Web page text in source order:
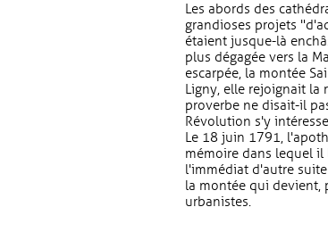
Les abords des
grandioses projets
étaient jusque-là
plus dégagée vers la
escarpée, la montée
Ligny, elle rejoignait la
proverbe ne disait-il
Révolution s'y
Le 18 juin 1791,
mémoire dans lequel
l'immédiat d'autre
la montée qui devient,
urbanistes.